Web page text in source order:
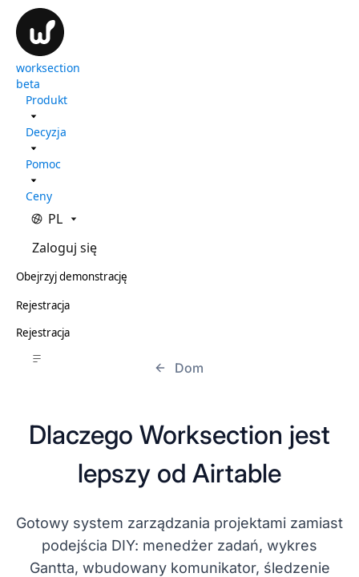
worksection
beta
Produkt
Decyzja
Pomoc
Ceny
PL
Zaloguj się
Obejrzyj demonstrację
Rejestracja
Rejestracja
Dom
Dlaczego Worksection jest
lepszy od Airtable
Gotowy system zarządzania projektami zamiast
podejścia DIY: menedżer zadań, wykres
Gantta, wbudowany komunikator, śledzenie